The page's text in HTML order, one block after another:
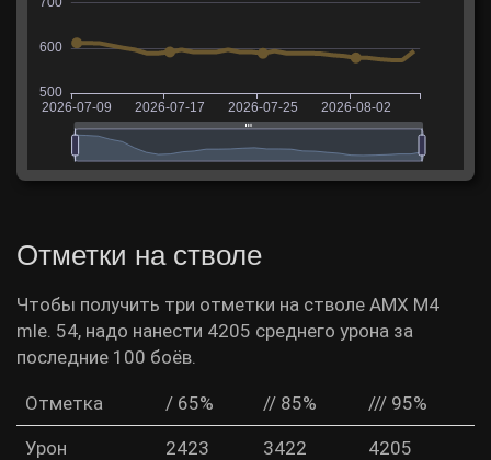
Отметки на стволе
Чтобы получить три отметки на стволе AMX M4
mle. 54, надо нанести 4205 среднего урона за
последние 100 боёв.
Отметка / 65% // 85% /// 95%
Урон 2423 3422 4205